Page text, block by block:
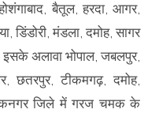
बैतूल, हरदा, आगर,
डिंडोरी, मंडला, दमोह, सागर
इसके अलावा भोपाल, जबलपुर,
छतरपुर, टीकमगढ़, दमोह,
जिले में गरज चमक के